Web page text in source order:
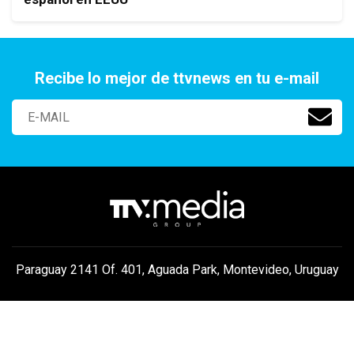
Recibe lo mejor de ttvnews en tu e-mail
Paraguay 2141 Of. 401, Aguada Park, Montevideo, Uruguay